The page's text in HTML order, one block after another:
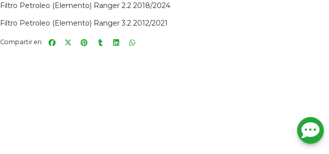
Filtro Petroleo (Elemento) Ranger 2.2 2018/2024
Filtro Petroleo (Elemento) Ranger 3.2 2012/2021
Compartir en: